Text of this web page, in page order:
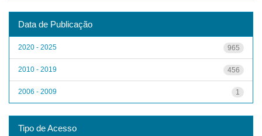
Data de Publicação
965
2020 - 2025
456
2010 - 2019
1
2006 - 2009
Tipo de Acesso